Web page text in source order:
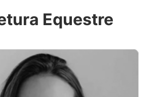
Equestre